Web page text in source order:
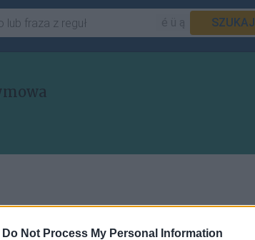
Do Not Process My Personal Information
SZUKAJ
literę